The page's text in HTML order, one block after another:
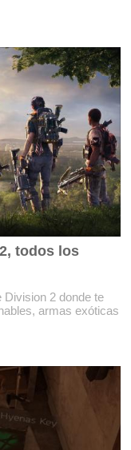
todos los
Division 2 donde te
armas exóticas